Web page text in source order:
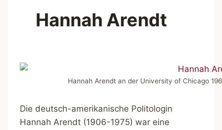
Hannah Arendt
Hannah Arendt an der University of Chicago
Die deutsch-amerikanische Politologin
Hannah Arendt (1906-1975) war eine